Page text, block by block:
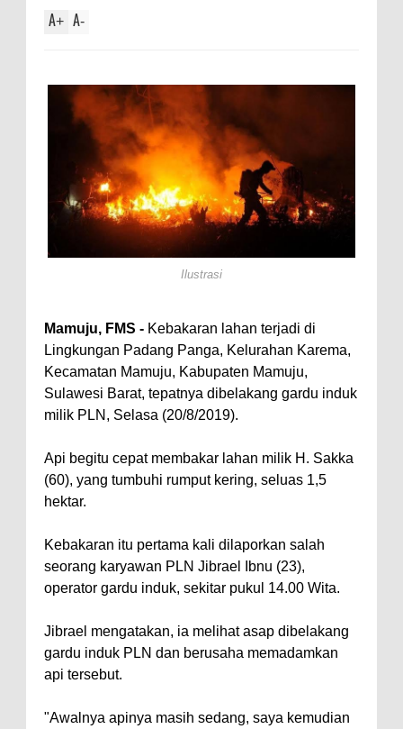
A+ A-
Ilustrasi
Mamuju, FMS - Kebakaran lahan terjadi di
Lingkungan Padang Panga, Kelurahan Karema,
Kecamatan Mamuju, Kabupaten Mamuju,
Sulawesi Barat, tepatnya dibelakang gardu induk
milik PLN, Selasa (20/8/2019).
Api begitu cepat membakar lahan milik H. Sakka
(60), yang tumbuhi rumput kering, seluas 1,5
hektar.
Kebakaran itu pertama kali dilaporkan salah
seorang karyawan PLN Jibrael Ibnu (23),
operator gardu induk, sekitar pukul 14.00 Wita.
Jibrael mengatakan, ia melihat asap dibelakang
gardu induk PLN dan berusaha memadamkan
api tersebut.
"Awalnya apinya masih sedang, saya kemudian